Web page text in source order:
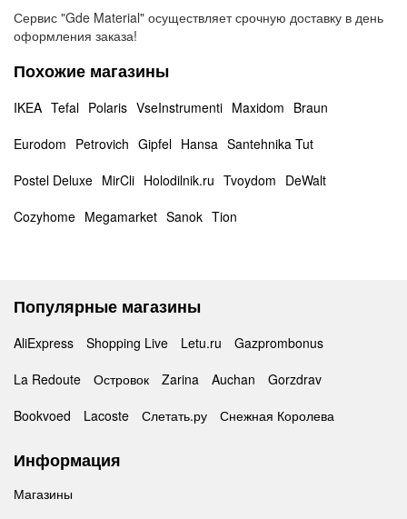
Сервис "Gde Material" осуществляет срочную доставку в день
оформления заказа!
Похожие магазины
IKEA Tefal Polaris VseInstrumenti Maxidom Braun
Eurodom Petrovich Gipfel Hansa Santehnika Tut
Postel Deluxe MirCli Holodilnik.ru Tvoydom DeWalt
Cozyhome Megamarket Sanok Tion
Популярные магазины
AliExpress Shopping Live Letu.ru
Gazprombonus
La Redoute
Островок Zarina Auchan
Gorzdrav
Bookvoed
Lacoste Слетать.ру Снежная Королева
Информация
Магазины